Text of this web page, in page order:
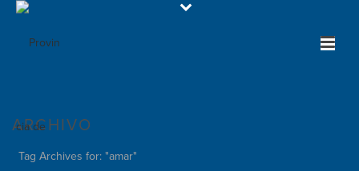
ARCHIVO
Tag Archives for: "amar"